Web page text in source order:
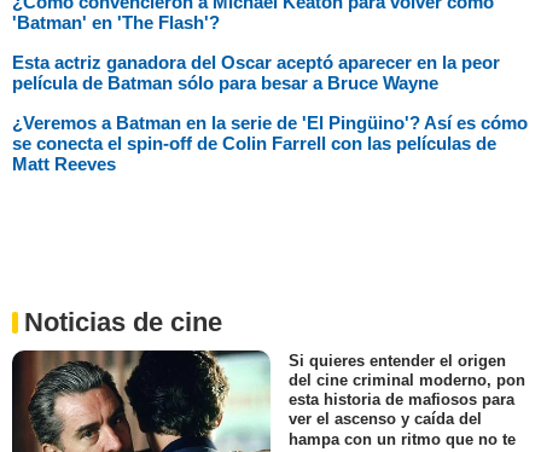
'Batman' en 'The Flash'?
Esta actriz ganadora del Oscar aceptó aparecer en la peor
película de Batman sólo para besar a Bruce Wayne
¿Veremos a Batman en la serie de 'El Pingüino'? Así es cómo
se conecta el spin-off de Colin Farrell con las películas de
Matt Reeves
Noticias de cine
Si quieres entender el origen
del cine criminal moderno, pon
esta historia de mafiosos para
ver el ascenso y caída del
hampa con un ritmo que no te